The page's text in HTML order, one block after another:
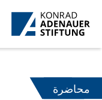
تخطي إلى المحتوى
محاضرة